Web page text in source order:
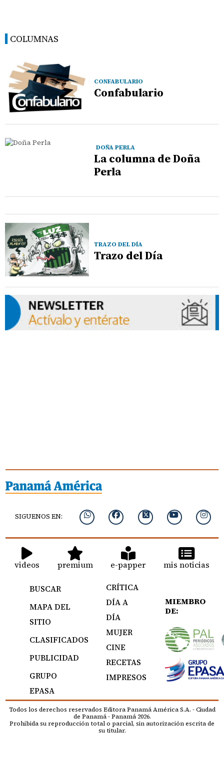
COLUMNAS
CONFABULARIO
Confabulario
DOÑA PERLA
La columna de Doña
Perla
TRAZO DEL DÍA
Trazo del Día
SIGUENOS EN:
videos premium e-papper mis noticias
BUSCAR
MAPA DEL
SITIO
CLASIFICADOS
PUBLICIDAD
GRUPO
EPASA
CRÍTICA
DÍA A
DÍA
MUJER
CINE
RECETAS
IMPRESOS
MIEMBRO
DE:
Todos los derechos reservados Editora Panamá América S.A. - Ciudad
de Panamá - Panamá 2026.
Prohibida su reproducción total o parcial, sin autorización escrita de
su titular.